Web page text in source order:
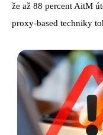
že až 88 percent AitM
proxy-based techniky